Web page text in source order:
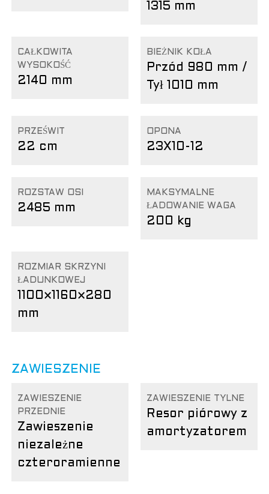
1315 mm
CAŁKOWITA
WYSOKOŚĆ
2140 mm
BIEŻNIK KOŁA
Przód 980 mm /
Tył 1010 mm
PRZEŚWIT
22 cm
OPONA
23X10-12
ROZSTAW OSI
2485 mm
MAKSYMALNE
ŁADOWANIE WAGA
200 kg
ROZMIAR SKRZYNI
ŁADUNKOWEJ
1100×1160×280
mm
ZAWIESZENIE
ZAWIESZENIE
PRZEDNIE
Zawieszenie
niezależne
czteroramienne
ZAWIESZENIE TYLNE
Resor piórowy z
amortyzatorem